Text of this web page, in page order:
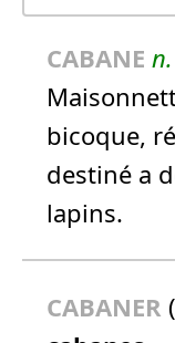
CABANE n.
bicoque,
destiné a
lapins.
CABANER